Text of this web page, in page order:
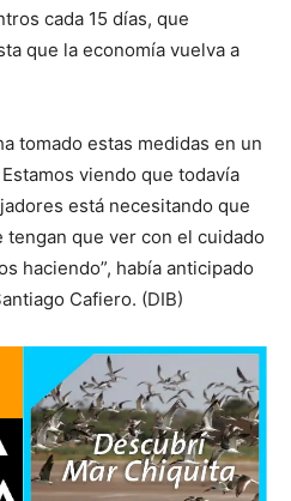
cada 15 días, que
que la economía vuelva a
tomado estas medidas en un
viendo que todavía
está necesitando que
tengan que ver con el cuidado
haciendo”, había anticipado
Cafiero. (DIB)